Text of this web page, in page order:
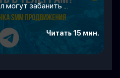
могут забанить ...
Читать 15 мин.